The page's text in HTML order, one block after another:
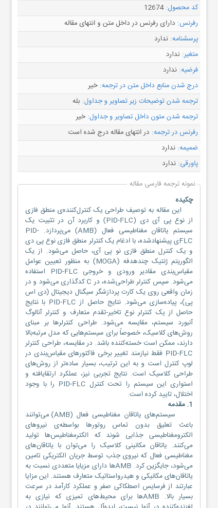
کد محصول: 12674
رفرنس: دارای رفرنس در داخل متن و انتهای مقاله
پرسشنامه: ندارد
متغیر: ندارد
فرضیه: ندارد
درج شدن منابع داخل متن در ترجمه: خیر
ترجمه شدن توضیحات زیر تصاویر و جداول: بله
ترجمه شدن متون داخل تصاویر و جداول: خیر
رفرنس در ترجمه: در انتهای مقاله درج شده است
ضمیمه: ندارد
پاورقی: ندارد
نمونه ترجمه فارسی مقاله
چکیده
این مقاله به توصیف طراحی یک کنترل‌کننده‌ی منطق فازی
از نوع پی آی دی (PID-FLC) و کاربرد آن در تثبیت یک
سیستم یاتاقان مغناطیسی فعال (AMB) می‌پردازد. PID-
FLCی پیشنهادشده، با ادغام یک کنترلر منطق فازی نوع پی دی
و یک کنترل منطق فازی نو پی آی، حاصل می‌شود. از یک
الگوریتم ژنتیک چندهدفه (MOGA) به منظور تعیین عوامل
مقیاس‌بندی مقادیر ورودی و خروجی PID-FLC استفاده
می‌شود. سپس کنترلر طراحی‌شده، در C کدگذاری می‌شود و در
زمان واقعی روی یک کارت پردازشگر سیگنال دیجیتال (دی اس
پی)، پیاده‌سازی می‌شود. نتایج حاصل از PID-FLC با نتایج
حاصل از یک کنترلر نوع تاخیر-تقدم متعارف و کنترلر آنالوگ
آنبورد سیستم، مقایسه می‌شود. طراحی کنترلرها بر مبنای
روش‌های کلاسیک، خصوصاً برای سیستم‌هایی که مدل مرتبه‌بالا
دارند، ممکن است خسته‌کننده باشد. در مقایسه، طراحی کنترلر
PID-FLC فقط نیازمند تغییر برخی فاکتورهای مقیاس‌بندی در
لوپ کنترل است و به این ترتیب، بسیار ساده‌تر از روش‌های
طراحی کلاسیک است. نتایج تجربی نیز، عملکرد ارتقایافته و
استواری این سیستم را تحت کنترل PID-FLC را با وجود
اختلال، تایید کرده است.
1. مقدمه
سیستم‌های یاتاقان مغناطیسی فعال (AMB) می‌توانند
باعث تعلیق بدون تماس روتورها بواسطه‌ی نیروهای
الکترومغناطیسی جذابی شوند که الکترمغناطیس‌ها تولید
می‌کنند. یاتاقان مکانینی کلاسیک را می‌توان با یاتاقان‌های
مغناطیسی فعال که نیروی جذب توسط جریان الکتریکی تامین
می‌شود، جایگزین کرد. AMBها دارای مزیایا متعددی نسبت به
یاتاقان‌های مکانیکی و هیدرواستاتیک متعارف هستند. این مزایا
عبارتند از فرسایس اصطکاکی صفر و عملکرد کارآمد در سرعت
بسیار بالا. AMBها برای محیط‌های تمیزی که نیازی به